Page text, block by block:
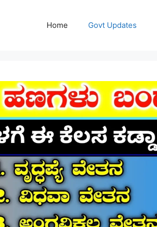
Home Govt Updates